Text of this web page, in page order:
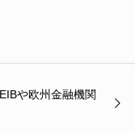
や欧州金融機関